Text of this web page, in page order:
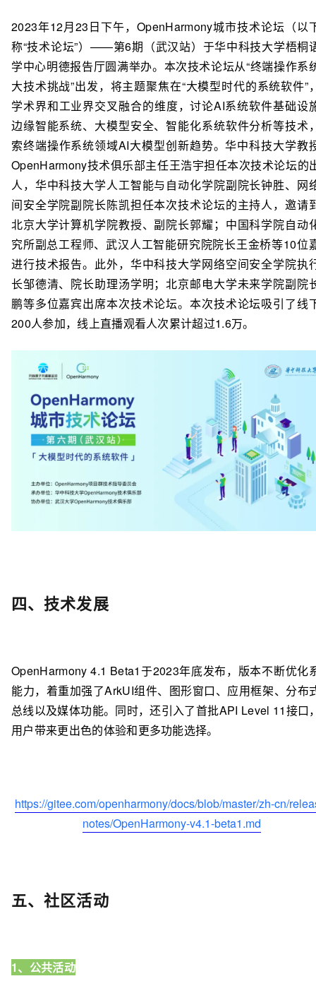
2023年12月23日下午，OpenHarmony城市技术论坛（以
称“技术论坛”）——第6期（武汉站）于华中科技大学梧桐
学中心明德报告厅圆满举办。本次技术论坛从“终端操作系
大技术挑战”出发，将主题聚焦在“大模型时代的系统软件”
学术界和工业界交叉融合的维度，讨论AI系统软件基础设
边缘智能系统、大模型安全、智能化系统软件分析等技术
索终端操作系统领域AI大模型创新趋势。华中科技大学教
OpenHarmony技术俱乐部主任王浩宇担任本次技术论坛的
人，华中科技大学人工智能与自动化学院副院长钟胜、网
间安全学院副院长陈凯担任本次技术论坛的主持人，邀请
北京大学计算机学院教授、副院长郭耀；中国科学院自动
究所副总工程师、武汉人工智能研究院院长王金桥等10位
进行技术报告。此外，华中科技大学网络空间安全学院执
长邹德清、院长助理汤学明；北京邮电大学未来学院副院
鹏等多位嘉宾出席本次技术论坛。本次技术论坛吸引了线
200人参加，线上直播观看人次累计超过1.6万。
四、技术发展
OpenHarmony 4.1 Beta1于2023年底发布，版本不断优化
能力，着重加强了ArkUI组件、图形窗口、应用框架、分布
总线以及媒体功能。同时，还引入了首批API Level 11接口
用户带来更出色的体验和更多功能选择。
https://gitee.com/openharmony/docs/blob/master/zh-cn/
notes/OpenHarmony-v4.1-beta1.md
五、社区活动
1、公共活动